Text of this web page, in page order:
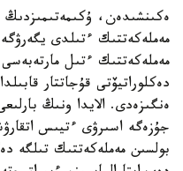
ەكىنشىدەن،
مەملەكەتتىك ءتىلدى
مەملەكەتتىك ءتىل
دەكلوراتيۆتى قۇجاتتار
ەنگىزەدى. الايدا ونىڭ
جۇزەگە اسىرۋى ءتيىس
بولسىن مەملەكەتتىك تىلگە